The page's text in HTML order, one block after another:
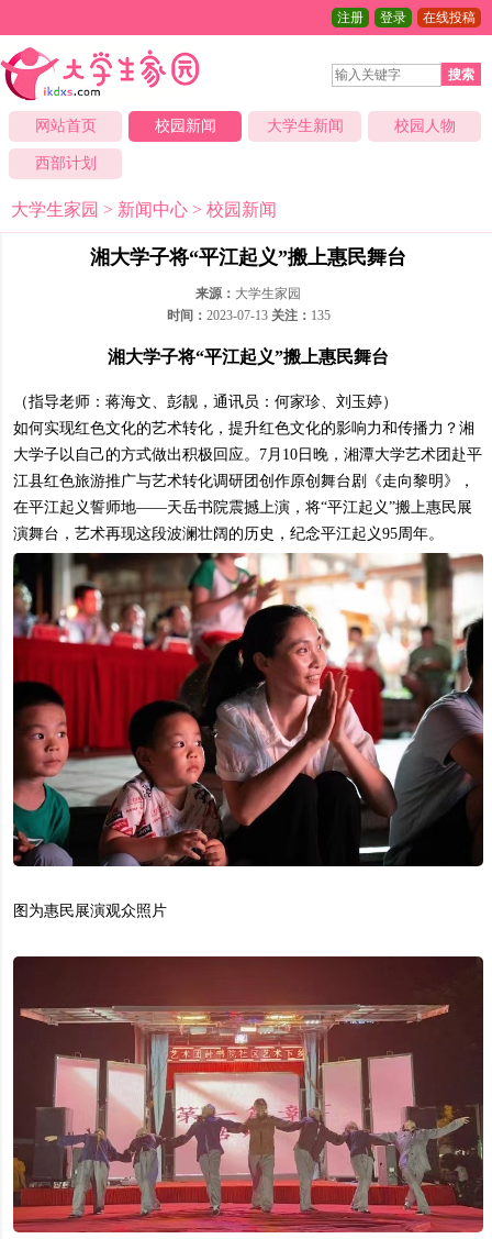
注册 登录 在线投稿
搜索
网站首页 校园新闻 大学生新闻 校园人物
西部计划
大学生家园 > 新闻中心 > 校园新闻
湘大学子将“平江起义”搬上惠民舞台
来源： 大学生家园
时间： 2023-07-13 关注： 135
湘大学子将“平江起义”搬上惠民舞台
（指导老师：蒋海文、彭靓，通讯员：何家珍、刘玉婷）
如何实现红色文化的艺术转化，提升红色文化的影响力和传播力？湘
大学子以自己的方式做出积极回应。7月10日晚，湘潭大学艺术团赴平
江县红色旅游推广与艺术转化调研团创作原创舞台剧《走向黎明》，
在平江起义誓师地——天岳书院震撼上演，将“平江起义”搬上惠民展
演舞台，艺术再现这段波澜壮阔的历史，纪念平江起义95周年。
图为惠民展演观众照片